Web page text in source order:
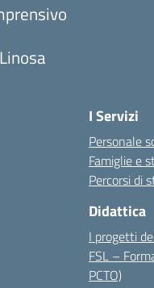
I Servizi
Personale
Famiglie e
Percorsi di
Didattica
I progetti
FSL –
PCTO)